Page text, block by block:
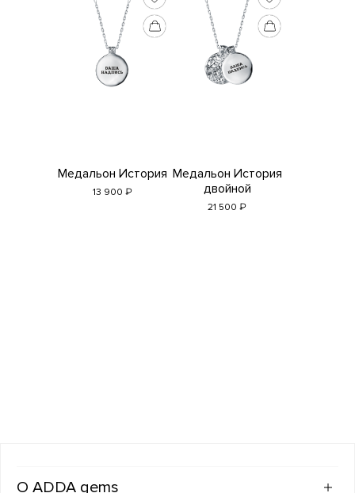
Медальон История
13 900 ₽
Медальон История
двойной
21 500 ₽
ADDA gems